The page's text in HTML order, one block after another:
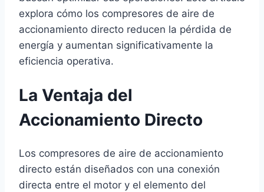
explora cómo los compresores de aire de
accionamiento directo reducen la pérdida de
energía y aumentan significativamente la
eficiencia operativa.
La Ventaja del
Accionamiento Directo
Los compresores de aire de accionamiento
directo están diseñados con una conexión
directa entre el motor y el elemento del